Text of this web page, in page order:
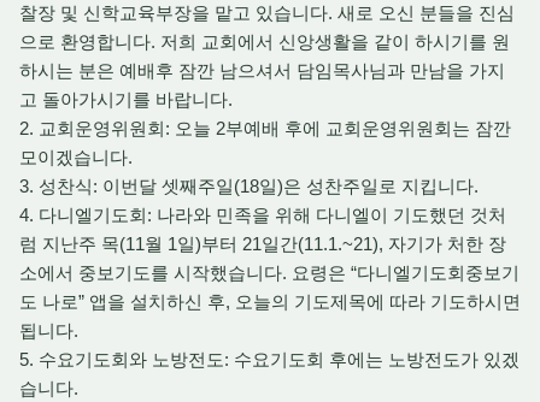
찰장 및 신학교육부장을 맡고 있습니다. 새로 오신 분들을 진심
으로 환영합니다. 저희 교회에서 신앙생활을 같이 하시기를 원
하시는 분은 예배후 잠깐 남으셔서 담임목사님과 만남을 가지
고 돌아가시기를 바랍니다.
2. 교회운영위원회: 오늘 2부예배 후에 교회운영위원회는 잠깐
모이겠습니다.
3. 성찬식: 이번달 셋째주일(18일)은 성찬주일로 지킵니다.
4. 다니엘기도회: 나라와 민족을 위해 다니엘이 기도했던 것처
럼 지난주 목(11월 1일)부터 21일간(11.1.~21), 자기가 처한 장
소에서 중보기도를 시작했습니다. 요령은 “다니엘기도회중보기
도 나로” 앱을 설치하신 후, 오늘의 기도제목에 따라 기도하시면
됩니다.
5. 수요기도회와 노방전도: 수요기도회 후에는 노방전도가 있겠
습니다.